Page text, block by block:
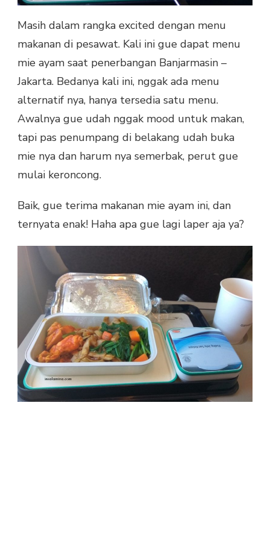
Masih dalam rangka excited dengan menu
makanan di pesawat. Kali ini gue dapat menu
mie ayam saat penerbangan Banjarmasin –
Jakarta. Bedanya kali ini, nggak ada menu
alternatif nya, hanya tersedia satu menu.
Awalnya gue udah nggak mood untuk makan,
tapi pas penumpang di belakang udah buka
mie nya dan harum nya semerbak, perut gue
mulai keroncong.
Baik, gue terima makanan mie ayam ini, dan
ternyata enak! Haha apa gue lagi laper aja ya?